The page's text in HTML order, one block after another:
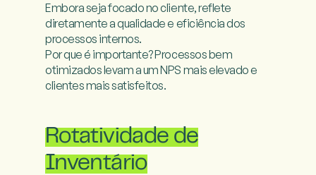
Embora seja focado no cliente, reflete
diretamente a qualidade e eficiência dos
processos internos.
Por que é importante? Processos bem
otimizados levam a um NPS mais elevado e
clientes mais satisfeitos.
Rotatividade de
Inventário